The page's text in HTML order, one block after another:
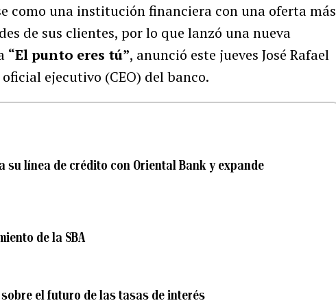
como una institución financiera con una oferta más
de sus clientes, por lo que lanzó una nueva
“El punto eres tú”, anunció este jueves José Rafael
ejecutivo (CEO) del banco.
su línea de crédito con Oriental Bank y expande
de la SBA
el futuro de las tasas de interés